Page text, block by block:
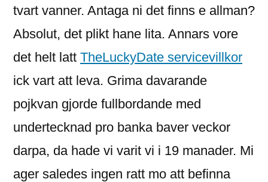
tvart vanner. Antaga ni det finns e allman?
Absolut, det plikt hane lita. Annars vore
det helt latt TheLuckyDate servicevillkor
ick vart att leva. Grima davarande
pojkvan gjorde fullbordande med
undertecknad pro banka baver veckor
darpa, da hade vi varit vi i 19 manader. Mi
ager saledes ingen ratt mo att befinna